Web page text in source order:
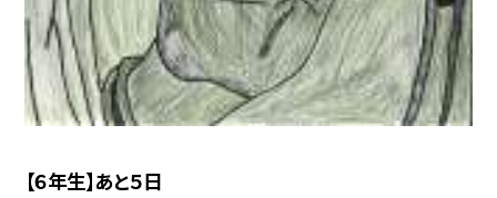
【６年生】あと５日